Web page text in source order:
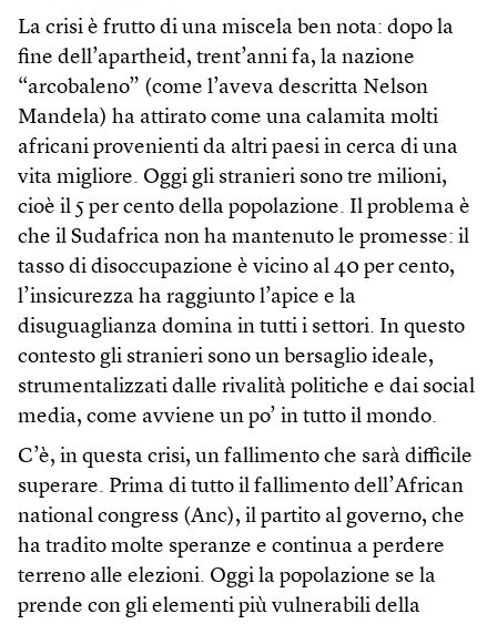
La crisi è frutto di una miscela ben nota: dopo la
fine dell’apartheid, trent’anni fa, la nazione
“arcobaleno” (come l’aveva descritta Nelson
Mandela) ha attirato come una calamita molti
africani provenienti da altri paesi in cerca di una
vita migliore. Oggi gli stranieri sono tre milioni,
cioè il 5 per cento della popolazione. Il problema è
che il Sudafrica non ha mantenuto le promesse: il
tasso di disoccupazione è vicino al 40 per cento,
l’insicurezza ha raggiunto l’apice e la
disuguaglianza domina in tutti i settori. In questo
contesto gli stranieri sono un bersaglio ideale,
strumentalizzati dalle rivalità politiche e dai social
media, come avviene un po’ in tutto il mondo.
C’è, in questa crisi, un fallimento che sarà difficile
superare. Prima di tutto il fallimento dell’African
national congress (Anc), il partito al governo, che
ha tradito molte speranze e continua a perdere
terreno alle elezioni. Oggi la popolazione se la
prende con gli elementi più vulnerabili della